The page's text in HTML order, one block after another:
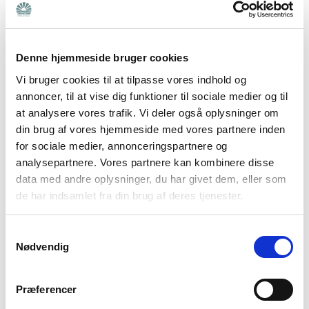
Denne hjemmeside bruger cookies
Vi bruger cookies til at tilpasse vores indhold og
annoncer, til at vise dig funktioner til sociale medier og til
at analysere vores trafik. Vi deler også oplysninger om
din brug af vores hjemmeside med vores partnere inden
for sociale medier, annonceringspartnere og
analysepartnere. Vores partnere kan kombinere disse
data med andre oplysninger, du har givet dem, eller som
de har indsamlet fra din brug af deres tjenester.
Nødvendig
Præferencer
og finde ro indeni ved hjælp af åndedrættet. Det kan
også være, man har tid under transport til og fra
det forkert. Der findes også decideret undervisning,
guidet af en underviser, hvis man har brug for det.
Læs mere links
Se også: Små pauser i hverdagen
Sådan træner du din opmærksomhed
Compassion foregår ved, at man dykker ned i alle
følelserne, som for eksempel vreden, sorgen og
psykisk sygdom eller udviklingsforstyrrelse.
Helt konkret foregår det ved, at man finder et sted,
hvor der er lidt ro. Findes det ikke omkring en, kan